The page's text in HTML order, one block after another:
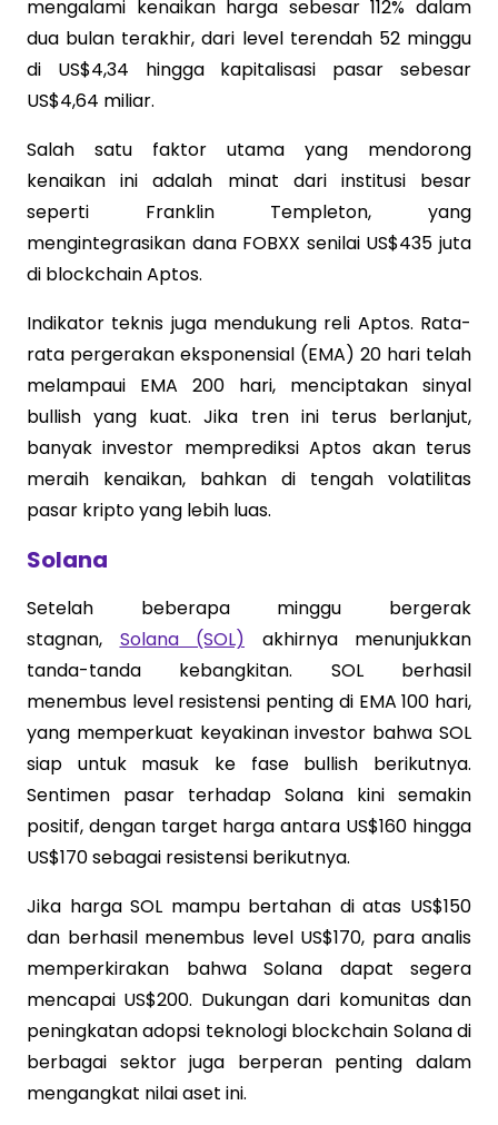
mengalami kenaikan harga sebesar 112% dalam
dua bulan terakhir, dari level terendah 52 minggu
di US$4,34 hingga kapitalisasi pasar sebesar
US$4,64 miliar.
Salah satu faktor utama yang mendorong
kenaikan ini adalah minat dari institusi besar
seperti Franklin Templeton, yang
mengintegrasikan dana FOBXX senilai US$435 juta
di blockchain Aptos.
Indikator teknis juga mendukung reli Aptos. Rata-
rata pergerakan eksponensial (EMA) 20 hari telah
melampaui EMA 200 hari, menciptakan sinyal
bullish yang kuat. Jika tren ini terus berlanjut,
banyak investor memprediksi Aptos akan terus
meraih kenaikan, bahkan di tengah volatilitas
pasar kripto yang lebih luas.
Solana
Setelah beberapa minggu bergerak
stagnan, Solana (SOL) akhirnya menunjukkan
tanda-tanda kebangkitan. SOL berhasil
menembus level resistensi penting di EMA 100 hari,
yang memperkuat keyakinan investor bahwa SOL
siap untuk masuk ke fase bullish berikutnya.
Sentimen pasar terhadap Solana kini semakin
positif, dengan target harga antara US$160 hingga
US$170 sebagai resistensi berikutnya.
Jika harga SOL mampu bertahan di atas US$150
dan berhasil menembus level US$170, para analis
memperkirakan bahwa Solana dapat segera
mencapai US$200. Dukungan dari komunitas dan
peningkatan adopsi teknologi blockchain Solana di
berbagai sektor juga berperan penting dalam
mengangkat nilai aset ini.